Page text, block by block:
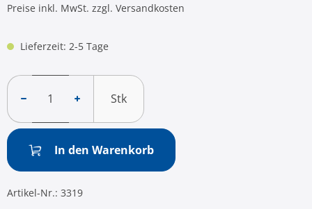
Preise inkl. MwSt. zzgl. Versandkosten
Lieferzeit: 2-5 Tage
Stk
In den Warenkorb
Artikel-Nr.: 3319